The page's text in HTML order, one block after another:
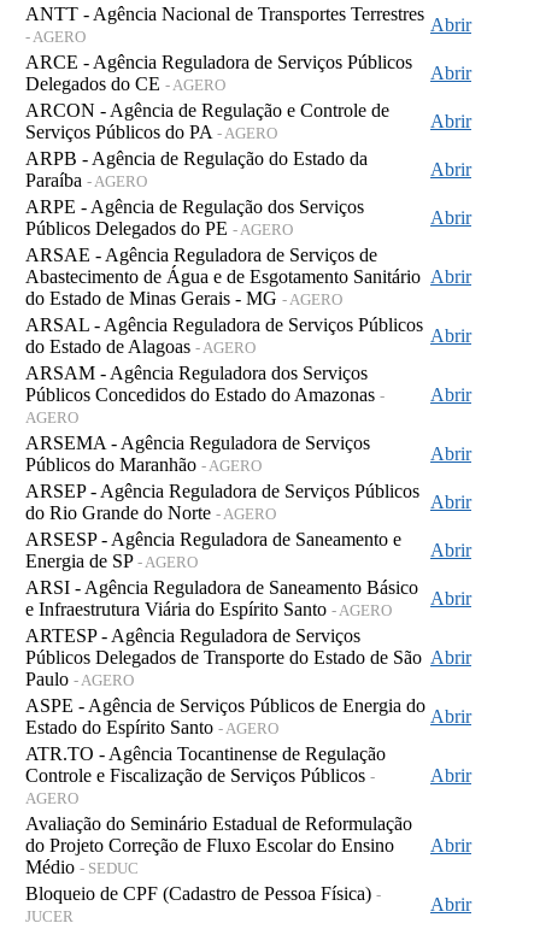
ANTT - Agência Nacional de Transportes Terrestres
- AGERO
Abrir
ARCE - Agência Reguladora de Serviços Públicos
Delegados do CE - AGERO
Abrir
ARCON - Agência de Regulação e Controle de
Serviços Públicos do PA - AGERO
Abrir
ARPB - Agência de Regulação do Estado da
Paraíba - AGERO
Abrir
ARPE - Agência de Regulação dos Serviços
Públicos Delegados do PE - AGERO
Abrir
ARSAE - Agência Reguladora de Serviços de
Abastecimento de Água e de Esgotamento Sanitário
do Estado de Minas Gerais - MG - AGERO
Abrir
ARSAL - Agência Reguladora de Serviços Públicos
do Estado de Alagoas - AGERO
Abrir
ARSAM - Agência Reguladora dos Serviços
Públicos Concedidos do Estado do Amazonas -
AGERO
Abrir
ARSEMA - Agência Reguladora de Serviços
Públicos do Maranhão - AGERO
Abrir
ARSEP - Agência Reguladora de Serviços Públicos
do Rio Grande do Norte - AGERO
Abrir
ARSESP - Agência Reguladora de Saneamento e
Energia de SP - AGERO
Abrir
ARSI - Agência Reguladora de Saneamento Básico
e Infraestrutura Viária do Espírito Santo - AGERO
Abrir
ARTESP - Agência Reguladora de Serviços
Públicos Delegados de Transporte do Estado de São
Paulo - AGERO
Abrir
ASPE - Agência de Serviços Públicos de Energia do
Estado do Espírito Santo - AGERO
Abrir
ATR.TO - Agência Tocantinense de Regulação
Controle e Fiscalização de Serviços Públicos -
AGERO
Abrir
Avaliação do Seminário Estadual de Reformulação
do Projeto Correção de Fluxo Escolar do Ensino
Médio - SEDUC
Abrir
Bloqueio de CPF (Cadastro de Pessoa Física) -
JUCER
Abrir